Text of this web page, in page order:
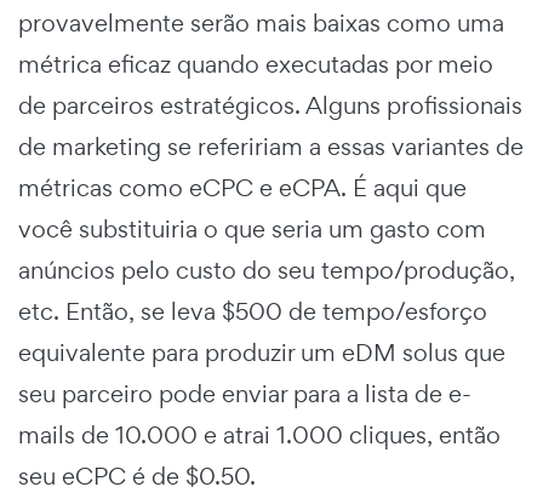
provavelmente serão mais baixas como uma
métrica eficaz quando executadas por meio
de parceiros estratégicos. Alguns profissionais
de marketing se refeririam a essas variantes de
métricas como eCPC e eCPA. É aqui que
você substituiria o que seria um gasto com
anúncios pelo custo do seu tempo/produção,
etc. Então, se leva $500 de tempo/esforço
equivalente para produzir um eDM solus que
seu parceiro pode enviar para a lista de e-
mails de 10.000 e atrai 1.000 cliques, então
seu eCPC é de $0.50.